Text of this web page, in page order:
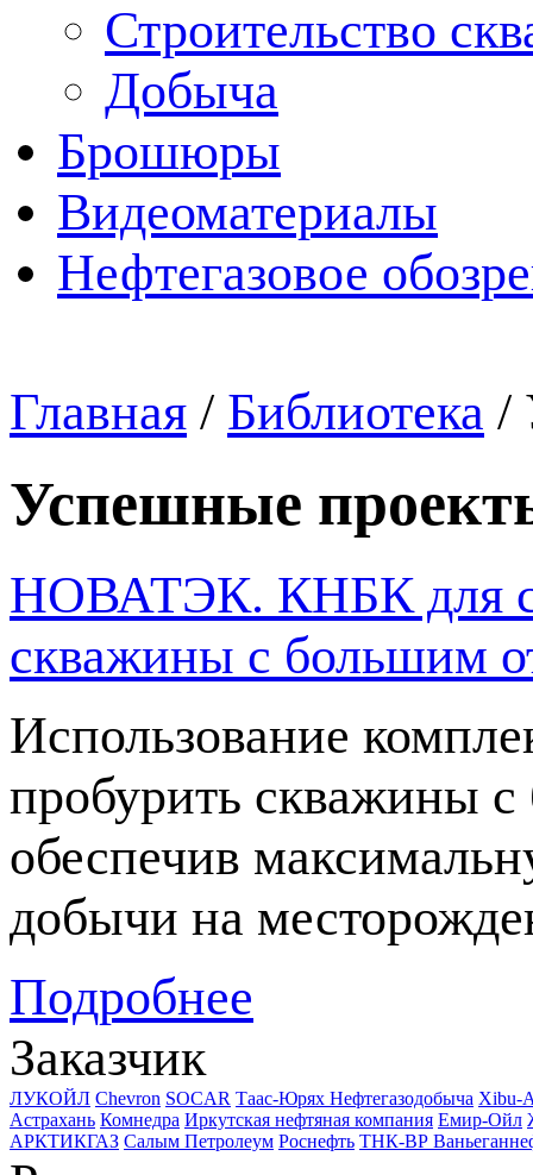
Строительство
Добыча
Брошюры
Видеоматериалы
Нефтегазовое
Главная / Библиотека /
Успешные
НОВАТЭК. КНБК для
скважины с большим
Использование
пробурить скважины
обеспечив
добычи на
Подробнее
Заказчик
ЛУКОЙЛ Chevron SOCAR Таас-Юрях Нефтегазодобыча Xibu-
Астрахань Комнедра Иркутская нефтяная компания Емир-Ойл
АРКТИКГАЗ Салым Петролеум Роснефть ТНК-ВР